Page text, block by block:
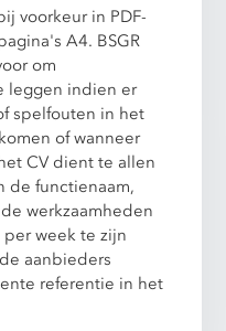
voorkeur in PDF-
A4. BSGR
om
leggen indien er
spelfouten in het
of wanneer
CV dient te allen
de functienaam,
werkzaamheden
week te zijn
aanbieders
referentie in het